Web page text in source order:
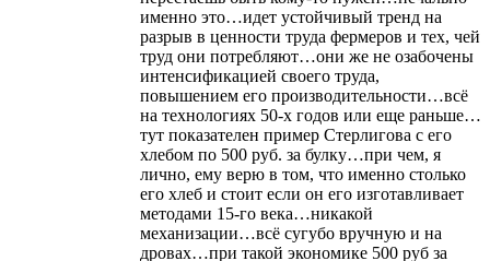
именно это…идет устойчивый тренд на
разрыв в ценности труда фермеров и тех, чей
труд они потребляют…они же не озабочены
интенсификацией своего труда,
повышением его производительности…всё
на технологиях 50-х годов или еще раньше…
тут показателен пример Стерлигова с его
хлебом по 500 руб. за булку…при чем, я
лично, ему верю в том, что именно столько
его хлеб и стоит если он его изготавливает
методами 15-го века…никакой
механизации…всё сугубо вручную и на
дровах…при такой экономике 500 руб за